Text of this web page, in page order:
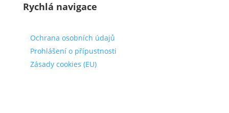
Rychlá navigace
Ochrana osobních údajů
Prohlášení o přípustnosti
Zásady cookies (EU)